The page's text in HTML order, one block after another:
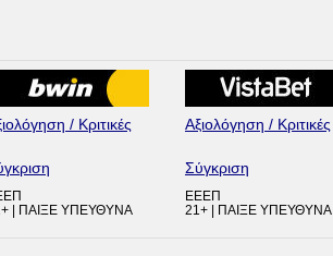
/ Κριτικές
| ΠΑΙΞΕ ΥΠΕΥΘΥΝΑ
Αξιολόγηση / Κριτικές
Σύγκριση
ΕΕΕΠ
21+ | ΠΑΙΞΕ ΥΠΕΥΘΥΝΑ